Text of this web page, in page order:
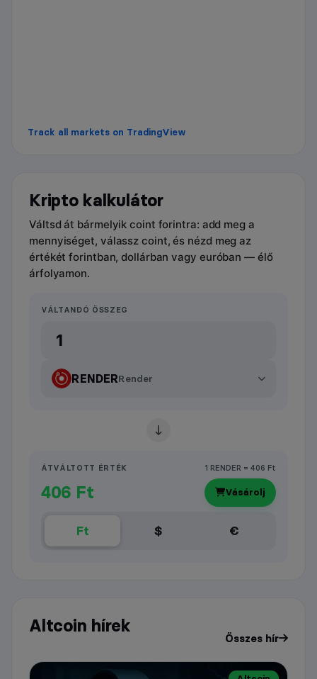
Track all markets on TradingView
Kripto kalkulátor
Váltsd át bármelyik coint forintra: add meg a
mennyiséget, válassz coint, és nézd meg az
értékét forintban, dollárban vagy euróban — élő
árfolyamon.
VÁLTANDÓ ÖSSZEG
RENDERRender
ÁTVÁLTOTT ÉRTÉK 1 RENDER = 406 Ft
406 Ft Vásárolj
Ft $ €
Altcoin hírek
Összes hír